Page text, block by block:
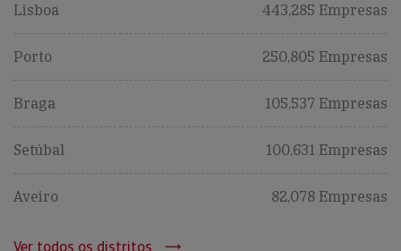
Lisboa 443,285 Empresas
Porto 250,805 Empresas
Braga 105,537 Empresas
Setúbal 100,631 Empresas
Aveiro 82,078 Empresas
Ver todos os distritos